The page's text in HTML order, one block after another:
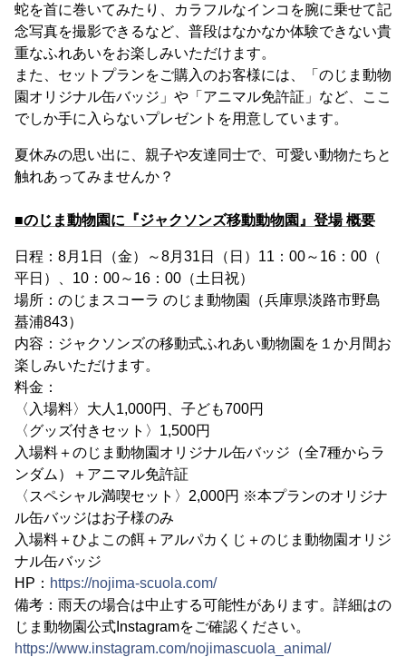
蛇を首に巻いてみたり、カラフルなインコを腕に乗せて記
念写真を撮影できるなど、普段はなかなか体験できない貴
重なふれあいをお楽しみいただけます。
また、セットプランをご購入のお客様には、「のじま動物
園オリジナル缶バッジ」や「アニマル免許証」など、ここ
でしか手に入らないプレゼントを用意しています。
夏休みの思い出に、親子や友達同士で、可愛い動物たちと
触れあってみませんか？
■のじま動物園に『ジャクソンズ移動動物園』登場 概要
日程：8月1日（金）～8月31日（日）11：00～16：00（
平日）、10：00～16：00（土日祝）
場所：のじまスコーラ のじま動物園（兵庫県淡路市野島
蟇浦843）
内容：ジャクソンズの移動式ふれあい動物園を１か月間お
楽しみいただけます。
料金：
〈入場料〉大人1,000円、子ども700円
〈グッズ付きセット〉1,500円
入場料＋のじま動物園オリジナル缶バッジ（全7種からラ
ンダム）＋アニマル免許証
〈スペシャル満喫セット〉2,000円 ※本プランのオリジナ
ル缶バッジはお子様のみ
入場料＋ひよこの餌＋アルパカくじ＋のじま動物園オリジ
ナル缶バッジ
HP： https://nojima-scuola.com/
備考：雨天の場合は中止する可能性があります。詳細はの
じま動物園公式Instagramをご確認ください。
https://www.instagram.com/nojimascuola_animal/